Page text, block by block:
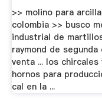
>> molino para
colombia >> busco
industrial de
raymond de segunda
venta ... los chircales
hornos para
cal en la ...